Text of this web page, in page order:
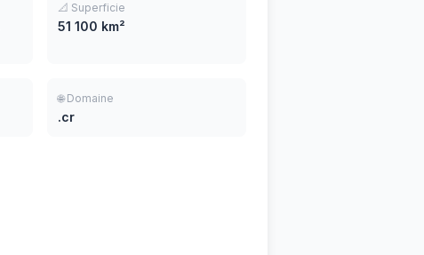
📐 Superficie
51 100 km²
🌐 Domaine
.cr